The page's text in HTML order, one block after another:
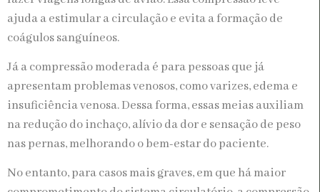
ajuda a estimular a circulação e evita a formação de
coágulos sanguíneos.
Já a compressão moderada é para pessoas que já
apresentam problemas venosos, como varizes, edema e
insuficiência venosa. Dessa forma, essas meias auxiliam
na redução do inchaço, alívio da dor e sensação de peso
nas pernas, melhorando o bem-estar do paciente.
No entanto, para casos mais graves, em que há maior